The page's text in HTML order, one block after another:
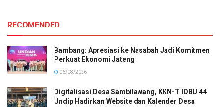
RECOMENDED
Bambang: Apresiasi ke Nasabah Jadi Komitmen
Perkuat Ekonomi Jateng
06/08/2026
Digitalisasi Desa Sambilawang, KKN-T IDBU 44
Undip Hadirkan Website dan Kalender Desa